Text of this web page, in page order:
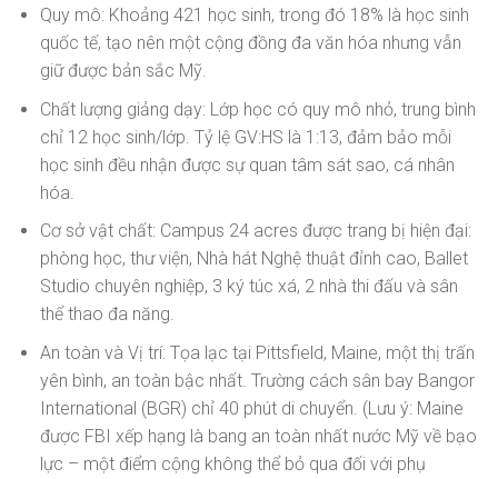
Quy mô: Khoảng 421 học sinh, trong đó 18% là học sinh
quốc tế, tạo nên một cộng đồng đa văn hóa nhưng vẫn
giữ được bản sắc Mỹ.
Chất lượng giảng dạy: Lớp học có quy mô nhỏ, trung bình
chỉ 12 học sinh/lớp. Tỷ lệ GV:HS là 1:13, đảm bảo mỗi
học sinh đều nhận được sự quan tâm sát sao, cá nhân
hóa.
Cơ sở vật chất: Campus 24 acres được trang bị hiện đại:
phòng học, thư viện, Nhà hát Nghệ thuật đỉnh cao, Ballet
Studio chuyên nghiệp, 3 ký túc xá, 2 nhà thi đấu và sân
thể thao đa năng.
An toàn và Vị trí: Tọa lạc tại Pittsfield, Maine, một thị trấn
yên bình, an toàn bậc nhất. Trường cách sân bay Bangor
International (BGR) chỉ 40 phút di chuyển. (Lưu ý: Maine
được FBI xếp hạng là bang an toàn nhất nước Mỹ về bạo
lực – một điểm cộng không thể bỏ qua đối với phụ